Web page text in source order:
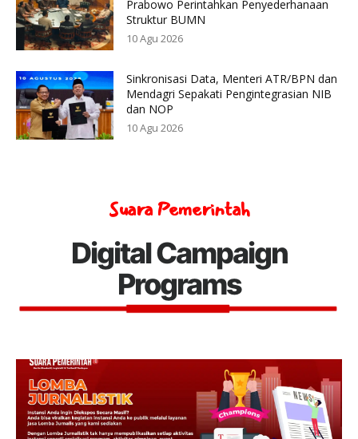
Prabowo Perintahkan Penyederhanaan
Struktur BUMN
10 Agu 2026
Sinkronisasi Data, Menteri ATR/BPN dan
Mendagri Sepakati Pengintegrasian NIB
dan NOP
10 Agu 2026
Suara Pemerintah
Digital Campaign
Programs